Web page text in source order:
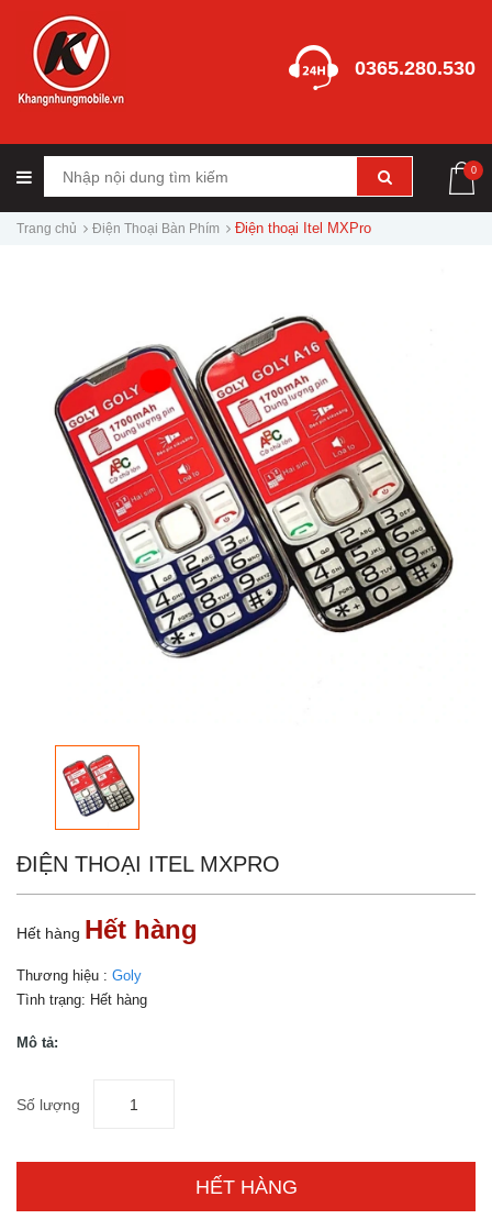
0365.280.530
0
Trang chủ Điện Thoại Bàn Phím Điện thoại Itel MXPro
ĐIỆN THOẠI ITEL MXPRO
Hết hàng Hết hàng
Thương hiệu : Goly
Tình trạng: Hết hàng
Mô tả:
Số lượng
HẾT HÀNG